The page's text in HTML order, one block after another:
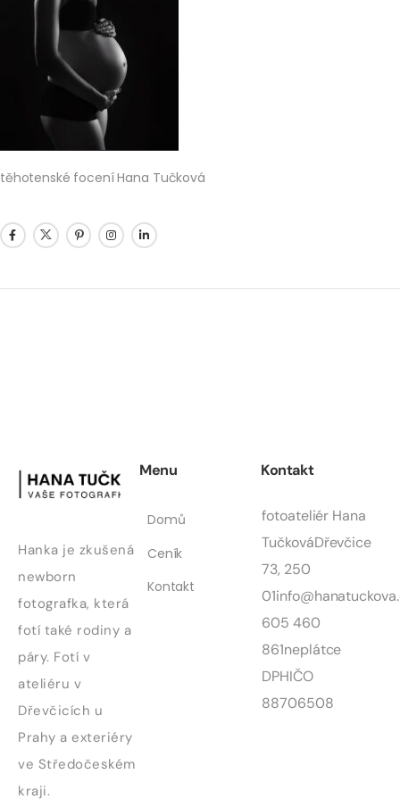
těhotenské focení Hana Tučková
Hanka je zkušená
newborn
fotografka, která
fotí také rodiny a
páry. Fotí v
ateliéru v
Dřevčicích u
Prahy a exteriéry
ve Středočeském
kraji.
Menu
Domů
Ceník
Kontakt
Kontakt
fotoateliér Hana
TučkováDřevčice
73, 250
01
605 460
861neplátce
DPHIČO
88706508